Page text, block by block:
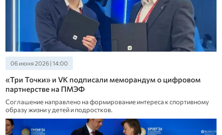
06 июня 2026 | 14:00
«Три Точки» и VK подписали меморандум о цифровом
партнерстве на ПМЭФ
Соглашение направлено на формирование интереса к спортивному
образу жизни у детей и подростков.